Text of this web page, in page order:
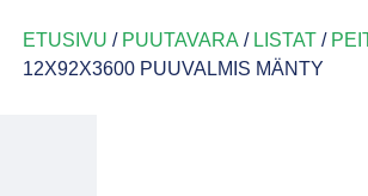
ETUSIVU / PUUTAVARA / LISTAT/
12X92X3600 PUUVALMIS MÄNTY